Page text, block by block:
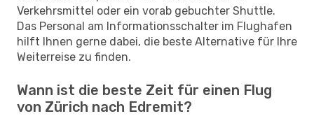
Verkehrsmittel oder ein vorab gebuchter Shuttle.
Das Personal am Informationsschalter im Flughafen
hilft Ihnen gerne dabei, die beste Alternative für Ihre
Weiterreise zu finden.
Wann ist die beste Zeit für einen Flug
von Zürich nach Edremit?